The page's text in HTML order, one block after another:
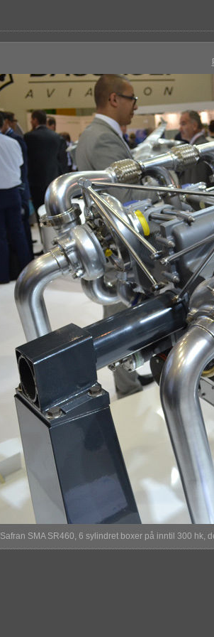
Safran SMA SR460, 6 sylindret boxer på inntil 300 hk,